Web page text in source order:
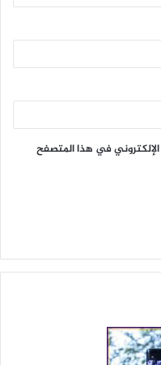
في هذا المتصفح